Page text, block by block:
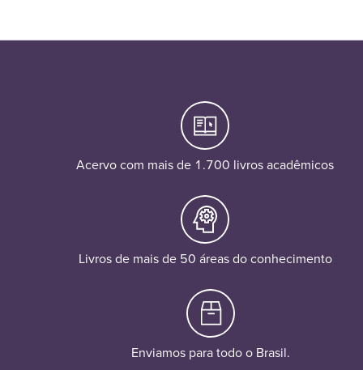
Acervo com mais de 1.700 livros acadêmicos
Livros de mais de 50 áreas do conhecimento
Enviamos para todo o Brasil.